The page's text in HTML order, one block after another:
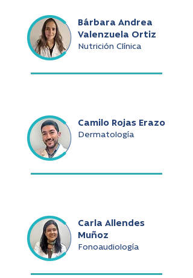
Bárbara Andrea
Valenzuela Ortiz
Nutrición Clínica
Camilo Rojas Erazo
Dermatología
Carla Allendes
Muñoz
Fonoaudiología